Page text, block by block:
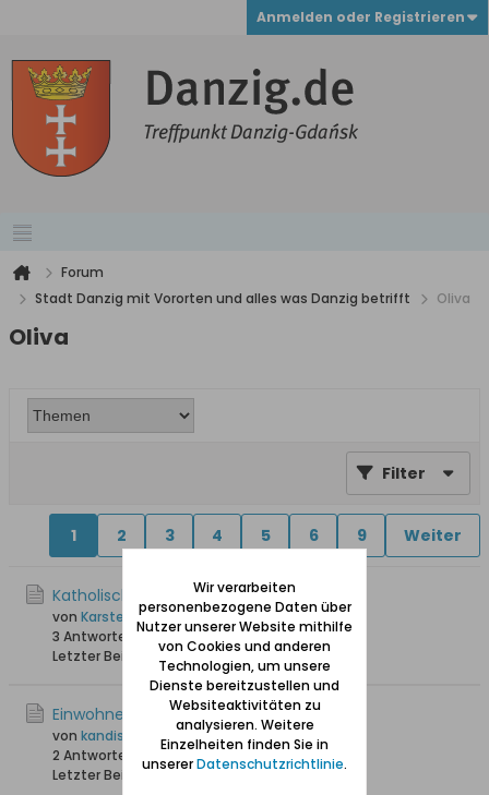
Anmelden oder Registrieren
Forum
Stadt Danzig mit Vororten und alles was Danzig betrifft
Oliva
Oliva
Filter
1 2 3 4 5 6 9 Weiter
Katholische Kirchenbücher Oliva
von Karsten_A
3 Antworten 112 Hits 0 Likes
Letzter Beitrag
27.06.2026, 10:21
Einwohnerlisten Oliva
von kandisky
2 Antworten
4.001 Hits0 Likes
Letzter Beitrag15.06.2026, 07:25
Wir verarbeiten
personenbezogene Daten über
Nutzer unserer Website mithilfe
von Cookies und anderen
Technologien, um unsere
Dienste bereitzustellen und
Websiteaktivitäten zu
analysieren. Weitere
Einzelheiten finden Sie in
unsererDatenschutzrichtlinie.